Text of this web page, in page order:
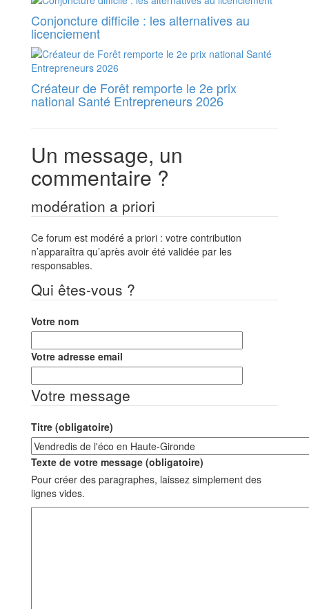
Conjoncture difficile : les alternatives au
licenciement
Créateur de Forêt remporte le 2e prix
national Santé Entrepreneurs 2026
Un message, un
commentaire ?
modération a priori
Ce forum est modéré a priori : votre contribution
n’apparaîtra qu’après avoir été validée par les
responsables.
Qui êtes-vous ?
Votre nom
Votre adresse email
Votre message
Titre (obligatoire)
Texte de votre message (obligatoire)
Pour créer des paragraphes, laissez simplement des
lignes vides.